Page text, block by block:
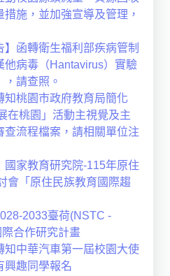
措施，並加強宣導及管理，
】函轉衛生福利部疾病管制
他病毒（Hantavirus）實驗
請查照。
知桃園市政府教育局簡化
在桃園」活動主視覺及主
查流程檔案，請相關單位注
國家教育研究院-115年原住
會「原住民族教育國際趨
2033臺荷(NSTC -
合作研究計畫
知中華汽車第一屆校園大使
興趣同學報名